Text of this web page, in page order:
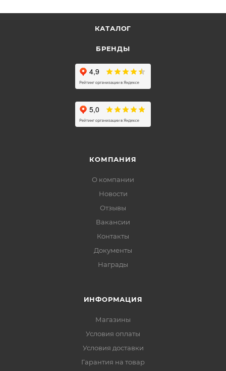
КАТАЛОГ
БРЕНДЫ
КОМПАНИЯ
О компании
Новости
Отзывы
Вакансии
Контакты
Документы
Награды
ИНФОРМАЦИЯ
Магазины
Условия оплаты
Условия доставки
Гарантия на товар